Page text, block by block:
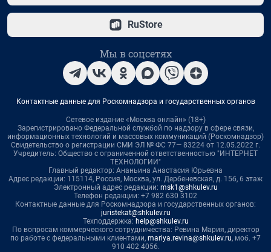
RuStore
Мы в соцсетях
Контактные данные для Роскомнадзора и государственных органов
Сетевое издание «Москва онлайн» (18+)
Зарегистрировано Федеральной службой по надзору в сфере связи,
информационных технологий и массовых коммуникаций (Роскомнадзор)
Свидетельство о регистрации СМИ ЭЛ № ФС 77— 83224 от 12.05.2022 г.
Учредитель: Общество с ограниченной ответственностью "ИНТЕРНЕТ
ТЕХНОЛОГИИ"
Главный редактор: Ананьина Анастасия Юрьевна
Адрес редакции: 115114, Россия, Москва, ул. Дербеневская, д. 15б, 6 этаж
Электронный адрес редакции: msk1@shkulev.ru
Телефон редакции: +7 982 630 3102
Контактные данные для Роскомнадзора и государственных органов:
juristekat@shkulev.ru
Техподдержка: help@shkulev.ru
По вопросам коммерческого сотрудничества: Ревина Мария, директор
по работе с федеральными клиентами, mariya.revina@shkulev.ru, моб. +7
910 402 4056.